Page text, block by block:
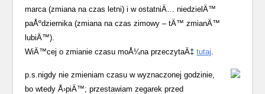
marca (zmiana na czas letni) i w ostatniÄ… niedzielÄ™
paÅºdziernika (zmiana na czas zimowy – tÄ™ zmianÄ™
lubiÄ™).
WiÄ™cej o zmianie czasu moÅ¼na przeczytaÄ‡tutaj.
p.s.nigdy nie zmieniam czasu w wyznaczonej godzinie,
bo wtedy Å›piÄ™; przestawiam zegarek przed